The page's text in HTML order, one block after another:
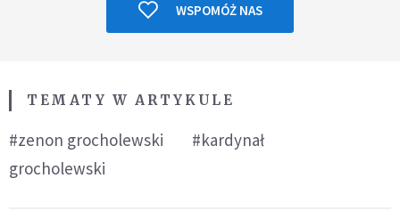
WSPOMÓŻ NAS
TEMATY W ARTYKULE
#zenon grocholewski
#kardynał
grocholewski